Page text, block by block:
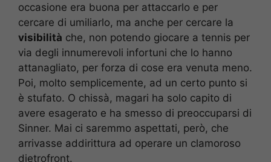
occasione era buona per attaccarlo e per
cercare di umiliarlo, ma anche per cercare la
visibilità che, non potendo giocare a tennis per
via degli innumerevoli infortuni che lo hanno
attanagliato, per forza di cose era venuta meno.
Poi, molto semplicemente, ad un certo punto si
è stufato. O chissà, magari ha solo capito di
avere esagerato e ha smesso di preoccuparsi di
Sinner. Mai ci saremmo aspettati, però, che
arrivasse addirittura ad operare un clamoroso
dietrofront.